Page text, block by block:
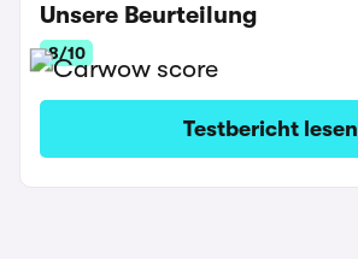
Unsere Beurteilung
8/10
Testbericht lesen